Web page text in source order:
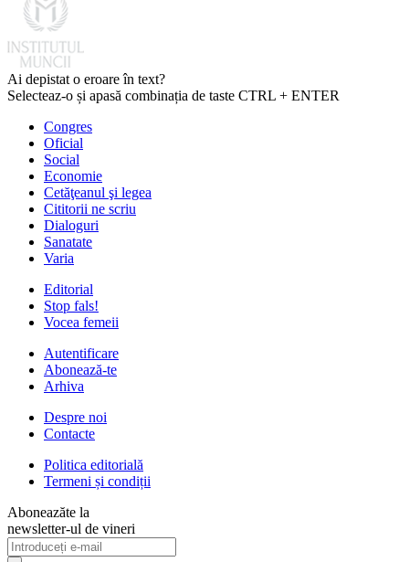
Ai depistat o eroare în text?
Selecteaz-o și apasă combinația de taste CTRL + ENTER
Congres
Oficial
Social
Economie
Cetăţeanul şi legea
Cititorii ne scriu
Dialoguri
Sanatate
Varia
Editorial
Stop fals!
Vocea femeii
Autentificare
Abonează-te
Arhiva
Despre noi
Contacte
Politica editorială
Termeni și condiții
Aboneazăte la
newsletter-ul de vineri